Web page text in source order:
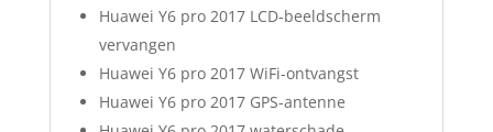
Huawei Y6 pro 2017 LCD-beeldscherm
vervangen
Huawei Y6 pro 2017 WiFi-ontvangst
Huawei Y6 pro 2017 GPS-antenne